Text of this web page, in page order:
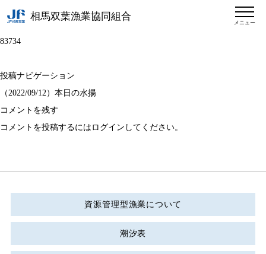
相馬双葉漁業協同組合
メニュー
83734
投稿ナビゲーション
（2022/09/12）本日の水揚
コメントを残す
コメントを投稿するには ログイン してください。
資源管理型漁業について
潮汐表